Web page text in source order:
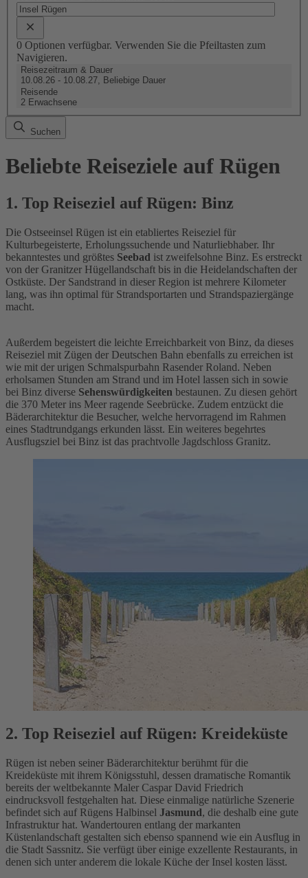
0 Optionen verfügbar. Verwenden Sie die Pfeiltasten zum
Navigieren.
Reisezeitraum & Dauer
10.08.26 - 10.08.27, Beliebige Dauer
Reisende
2 Erwachsene
Suchen
Beliebte Reiseziele auf Rügen
1. Top Reiseziel auf Rügen: Binz
Die Ostseeinsel Rügen ist ein etabliertes Reiseziel für
Kulturbegeisterte, Erholungssuchende und Naturliebhaber. Ihr
bekanntestes und größtes Seebad ist zweifelsohne Binz. Es erstreckt
von der Granitzer Hügellandschaft bis in die Heidelandschaften der
Ostküste. Der Sandstrand in dieser Region ist mehrere Kilometer
lang, was ihn optimal für Strandsportarten und Strandspaziergänge
macht.
Außerdem begeistert die leichte Erreichbarkeit von Binz, da dieses
Reiseziel mit Zügen der Deutschen Bahn ebenfalls zu erreichen ist
wie mit der urigen Schmalspurbahn Rasender Roland. Neben
erholsamen Stunden am Strand und im Hotel lassen sich in sowie
bei Binz diverse Sehenswürdigkeiten bestaunen. Zu diesen gehört
die 370 Meter ins Meer ragende Seebrücke. Zudem entzückt die
Bäderarchitektur die Besucher, welche hervorragend im Rahmen
eines Stadtrundgangs erkunden lässt. Ein weiteres begehrtes
Ausflugsziel bei Binz ist das prachtvolle Jagdschloss Granitz.
2. Top Reiseziel auf Rügen: Kreideküste
Rügen ist neben seiner Bäderarchitektur berühmt für die
Kreideküste mit ihrem Königsstuhl, dessen dramatische Romantik
bereits der weltbekannte Maler Caspar David Friedrich
eindrucksvoll festgehalten hat. Diese einmalige natürliche Szenerie
befindet sich auf Rügens Halbinsel Jasmund, die deshalb eine gute
Infrastruktur hat. Wandertouren entlang der markanten
Küstenlandschaft gestalten sich ebenso spannend wie ein Ausflug in
die Stadt Sassnitz. Sie verfügt über einige exzellente Restaurants, in
denen sich unter anderem die lokale Küche der Insel kosten lässt.